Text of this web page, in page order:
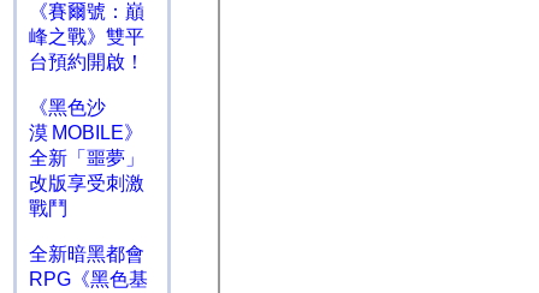
《賽爾號：巔
峰之戰》雙平
台預約開啟！
《黑色沙
漠 MOBILE》
全新「噩夢」
改版享受刺激
戰鬥
全新暗黑都會
RPG《黑色基